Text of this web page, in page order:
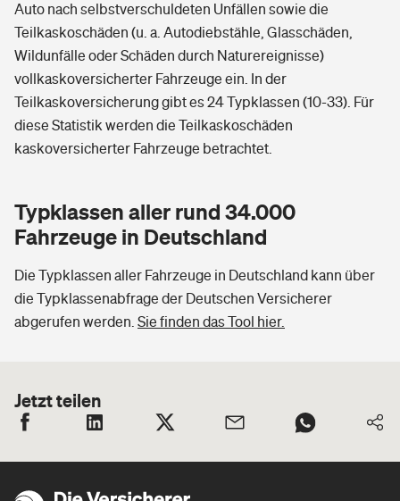
Auto nach selbstverschuldeten Unfällen sowie die
Teilkaskoschäden (u. a. Autodiebstähle, Glasschäden,
Wildunfälle oder Schäden durch Naturereignisse)
vollkaskoversicherter Fahrzeuge ein. In der
Teilkaskoversicherung gibt es 24 Typklassen (10-33). Für
diese Statistik werden die Teilkaskoschäden
kaskoversicherter Fahrzeuge betrachtet.
Typklassen aller rund 34.000
Fahrzeuge in Deutschland
Die Typklassen aller Fahrzeuge in Deutschland kann über
die Typklassenabfrage der Deutschen Versicherer
abgerufen werden. Sie finden das Tool hier.
Jetzt teilen